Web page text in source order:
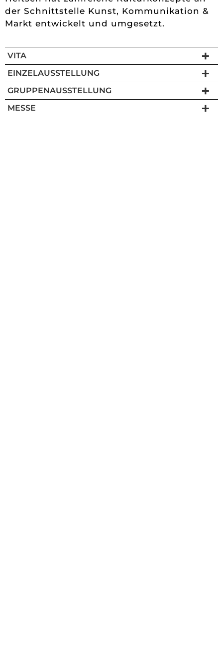
der Schnittstelle Kunst, Kommunikation &
Markt entwickelt und umgesetzt.
VITA
EINZELAUSSTELLUNG
GRUPPENAUSSTELLUNG
MESSE